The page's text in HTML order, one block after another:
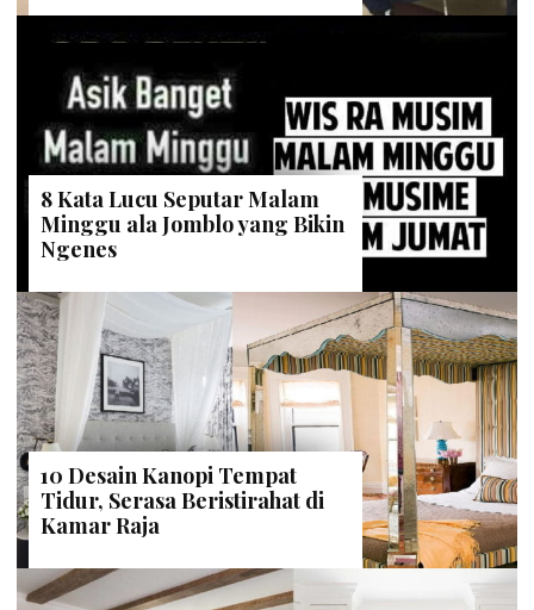
8 Kata Lucu Seputar Malam
Minggu ala Jomblo yang Bikin
Ngenes
10 Desain Kanopi Tempat
Tidur, Serasa Beristirahat di
Kamar Raja